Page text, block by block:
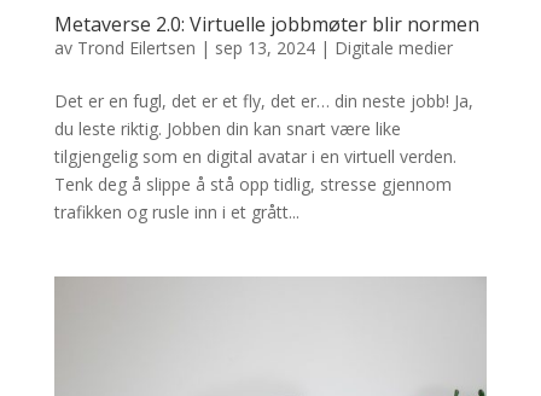
Metaverse 2.0: Virtuelle jobbmøter blir normen
av Trond Eilertsen | sep 13, 2024| Digitale medier
Det er en fugl, det er et fly, det er… din neste jobb! Ja,
du leste riktig. Jobben din kan snart være like
tilgjengelig som en digital avatar i en virtuell verden.
Tenk deg å slippe å stå opp tidlig, stresse gjennom
trafikken og rusle inn i et grått...